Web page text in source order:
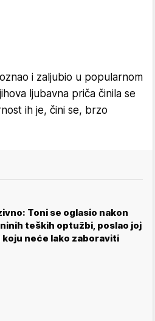
i zaljubio u popularnom
ljubavna priča činila se
ih je, čini se, brzo
Toni se oglasio nakon
teških optužbi, poslao joj
koju neće lako zaboraviti